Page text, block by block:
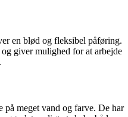
en blød og fleksibel påføring.
giver mulighed for at arbejde
på meget vand og farve. De har